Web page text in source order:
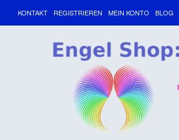
KONTAKT REGISTRIEREN MEIN KONTO BLOG